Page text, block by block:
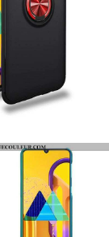
COQUE SAMSUNG GALAXY M21 ANNEAU ROTATIF